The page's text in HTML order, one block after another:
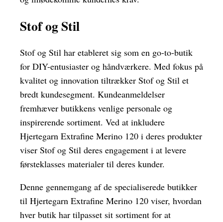
Stof og Stil
Stof og Stil har etableret sig som en go-to-butik
for DIY-entusiaster og håndværkere. Med fokus på
kvalitet og innovation tiltrækker Stof og Stil et
bredt kundesegment. Kundeanmeldelser
fremhæver butikkens venlige personale og
inspirerende sortiment. Ved at inkludere
Hjertegarn Extrafine Merino 120 i deres produkter
viser Stof og Stil deres engagement i at levere
førsteklasses materialer til deres kunder.
Denne gennemgang af de specialiserede butikker
til Hjertegarn Extrafine Merino 120 viser, hvordan
hver butik har tilpasset sit sortiment for at